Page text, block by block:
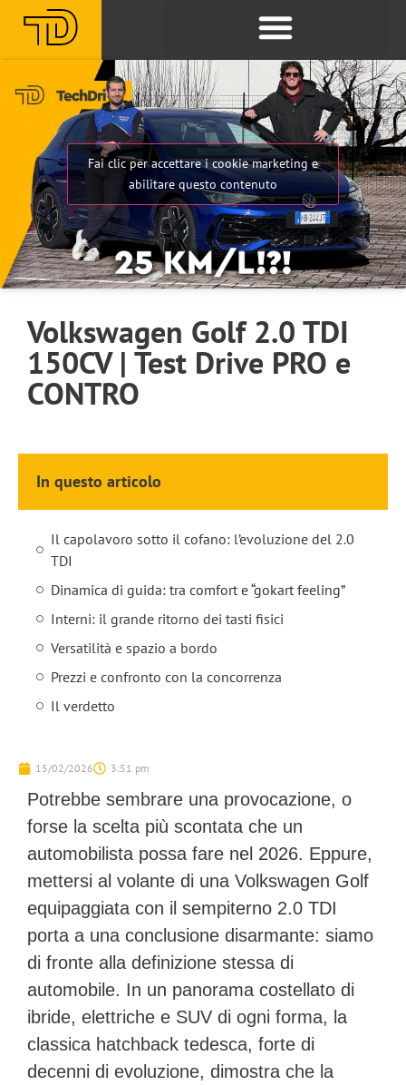
Fai clic per accettare i cookie marketing e
abilitare questo contenuto
Volkswagen Golf 2.0 TDI
150CV | Test Drive PRO e
CONTRO
In questo articolo
Il capolavoro sotto il cofano: l’evoluzione del 2.0
TDI
Dinamica di guida: tra comfort e “gokart feeling”
Interni: il grande ritorno dei tasti fisici
Versatilità e spazio a bordo
Prezzi e confronto con la concorrenza
Il verdetto
15/02/2026 3:51 pm
Potrebbe sembrare una provocazione, o
forse la scelta più scontata che un
automobilista possa fare nel 2026. Eppure,
mettersi al volante di una Volkswagen Golf
equipaggiata con il sempiterno 2.0 TDI
porta a una conclusione disarmante: siamo
di fronte alla definizione stessa di
automobile. In un panorama costellato di
ibride, elettriche e SUV di ogni forma, la
classica hatchback tedesca, forte di
decenni di evoluzione, dimostra che la